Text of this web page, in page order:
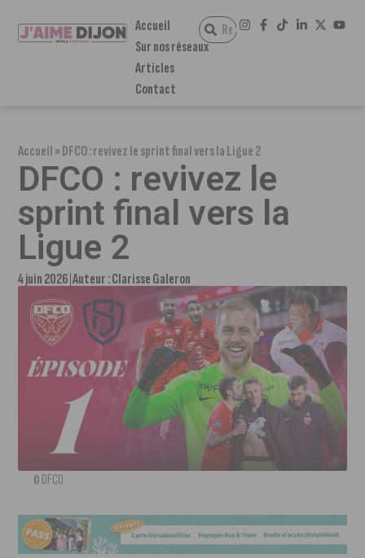
Accueil
Sur nos réseaux
Articles
Contact
Accueil»DFCO : revivez le sprint final vers la Ligue 2
DFCO : revivez le
sprint final vers la
Ligue 2
4 juin 2026 Auteur :Clarisse Galeron
© DFCO